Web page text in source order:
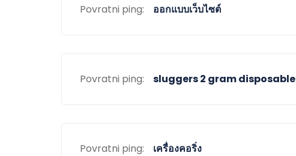
Povratni ping: ออกแบบเว็บไซต์
Povratni ping: sluggers 2 gram disposable
Povratni ping: เครื่องคอริ่ง